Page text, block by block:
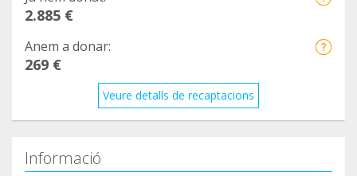
2.885 €
Anem a donar:
269 €
Veure detalls de recaptacions
Informació